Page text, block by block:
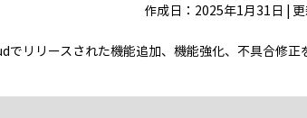
作成日：2025年1月31日 |
リリースされた機能追加、機能強化、不具合修正